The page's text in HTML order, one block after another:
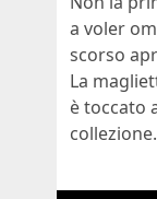
a voler
scorso
La
è toccato
collezione.